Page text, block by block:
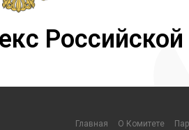
Главная О Комитете